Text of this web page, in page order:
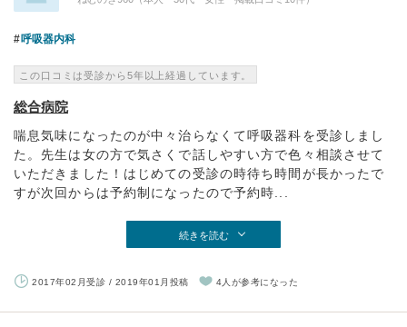
呼吸器内科
この口コミは受診から5年以上経過しています。
総合病院
喘息気味になったのが中々治らなくて呼吸器科を受診しまし
た。先生は女の方で気さくで話しやすい方で色々相談させて
いただきました！はじめての受診の時待ち時間が長かったで
すが次回からは予約制になったので予約時...
続きを読む
2017年02月受診 / 2019年01月投稿 4人が参考になった